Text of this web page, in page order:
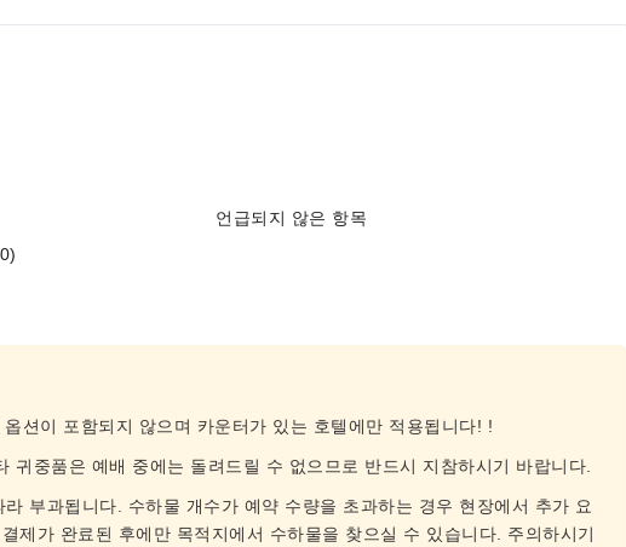
언급되지 않은 항목
션이 포함되지 않으며 카운터가 있는 호텔에만 적용됩니다! !
귀중품은 예배 중에는 돌려드릴 수 없으므로 반드시 지참하시기 바랍니다.
부과됩니다. 수하물 개수가 예약 수량을 초과하는 경우 현장에서 추가 요
제가 완료된 후에만 목적지에서 수하물을 찾으실 수 있습니다. 주의하시기